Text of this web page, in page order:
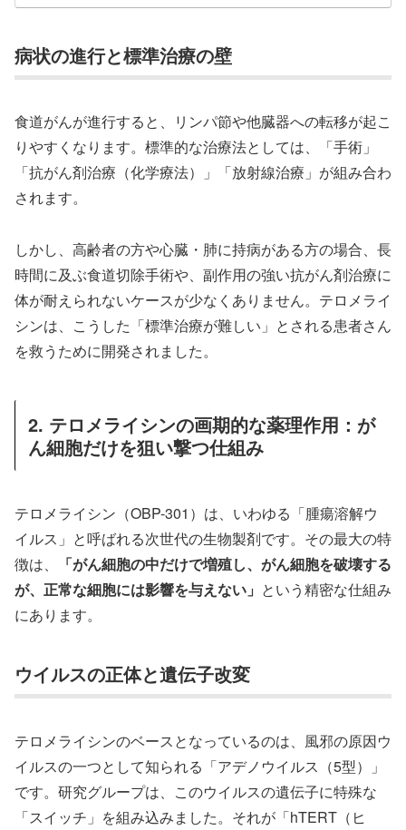
病状の進行と標準治療の壁
食道がんが進行すると、リンパ節や他臓器への転移が起こ
りやすくなります。標準的な治療法としては、「手術」
「抗がん剤治療（化学療法）」「放射線治療」が組み合わ
されます。
しかし、高齢者の方や心臓・肺に持病がある方の場合、長
時間に及ぶ食道切除手術や、副作用の強い抗がん剤治療に
体が耐えられないケースが少なくありません。テロメライ
シンは、こうした「標準治療が難しい」とされる患者さん
を救うために開発されました。
2. テロメライシンの画期的な薬理作用：が
ん細胞だけを狙い撃つ仕組み
テロメライシン（OBP-301）は、いわゆる「腫瘍溶解ウ
イルス」と呼ばれる次世代の生物製剤です。その最大の特
徴は、
「がん細胞の中だけで増殖し、がん細胞を破壊する
が、正常な細胞には影響を与えない」 という精密な仕組み
にあります。
ウイルスの正体と遺伝子改変
テロメライシンのベースとなっているのは、風邪の原因ウ
イルスの一つとして知られる「アデノウイルス（5型）」
です。研究グループは、このウイルスの遺伝子に特殊な
「スイッチ」を組み込みました。それが「hTERT（ヒ